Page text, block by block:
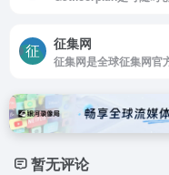
征集网
暂无评论